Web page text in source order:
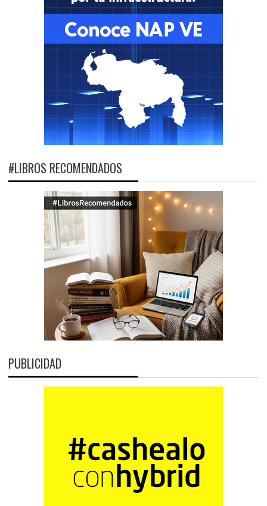
#LIBROS RECOMENDADOS
PUBLICIDAD